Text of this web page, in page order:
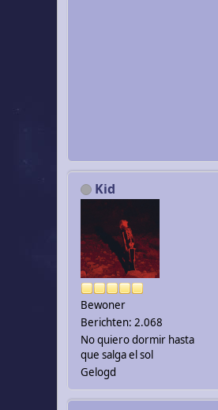
Kid
Bewoner
Berichten: 2.068
No quiero dormir hasta
que salga el sol
Gelogd